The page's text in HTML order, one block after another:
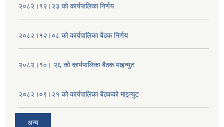
२०८२।१२।२३ को कार्यपालिका निर्णय
२०८२।१२।०८ को कार्यपालिका बैठक निर्णय
२०८२।१०। २६ को कार्यपालिका बैठक माइन्युट
२०८२।०९।२१ को कार्यपालिका बैठकको माइन्युट
अन्य